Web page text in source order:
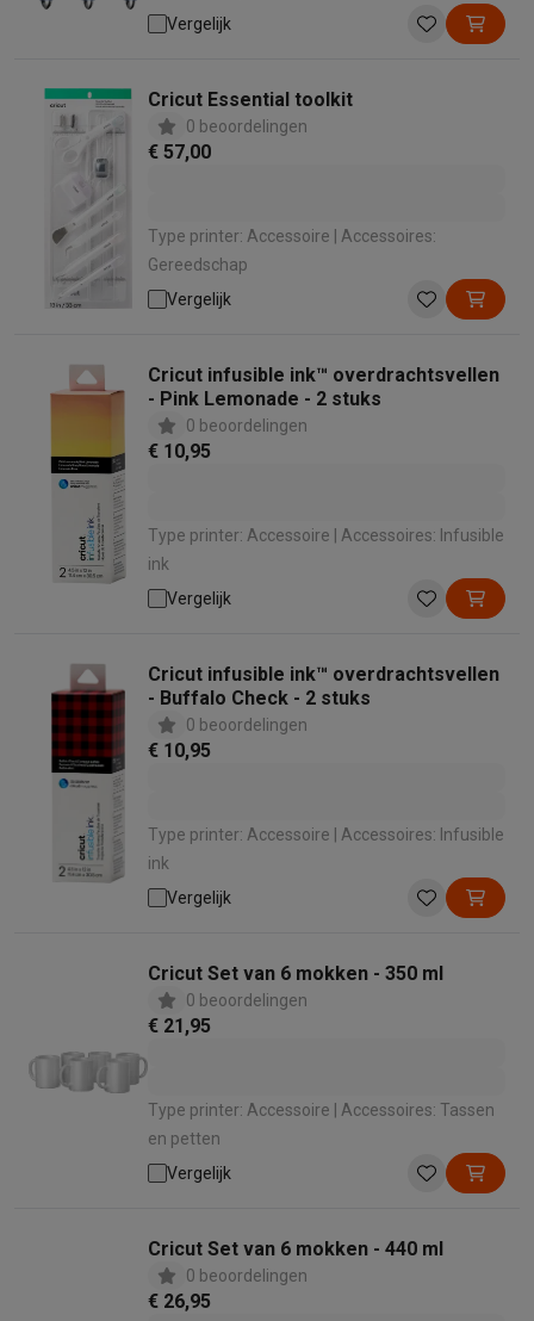
Vergelijk
Cricut Essential toolkit
0 beoordelingen
€ 57,00
Type printer: Accessoire | Accessoires:
Gereedschap
Vergelijk
Cricut infusible ink™ overdrachtsvellen
- Pink Lemonade - 2 stuks
0 beoordelingen
€ 10,95
Type printer: Accessoire | Accessoires: Infusible
ink
Vergelijk
Cricut infusible ink™ overdrachtsvellen
- Buffalo Check - 2 stuks
0 beoordelingen
€ 10,95
Type printer: Accessoire | Accessoires: Infusible
ink
Vergelijk
Cricut Set van 6 mokken - 350 ml
0 beoordelingen
€ 21,95
Type printer: Accessoire | Accessoires: Tassen
en petten
Vergelijk
Cricut Set van 6 mokken - 440 ml
0 beoordelingen
€ 26,95